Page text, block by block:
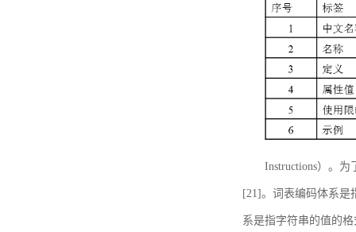
Instructions）。
[21]。词表编码体系是
系是指字符串的值的